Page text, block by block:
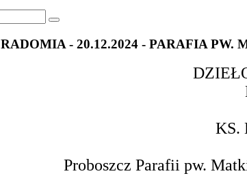
RADOMIA - 20.12.2024 - PARAFIA PW.
KS.
Proboszcz Parafii pw.